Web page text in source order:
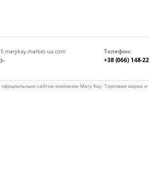
marykay.market-ua.com
».
Телефон:
+38 (066) 148-
сайтом компании Mary Kay. Торговая марка и